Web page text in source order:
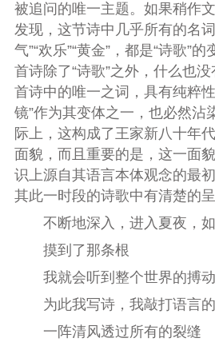
被追问的唯一主题。如果稍作
发现，这节诗中几乎所有的名词
气”“欢乐”“黄金”，都是“诗歌”
首诗除了“诗歌”之外，什么也
首诗中的唯一之词，具有纯粹
镜”作为其变体之一，也必然沾
际上，这构成了王家新八十年
面貌，而且重要的是，这一面
识上源自其语言本体观念的最
其此一时段的诗歌中有清楚的呈
不断地深入，进入夏夜，
摸到了那条根
我就会听到整个世界的搏动
为此我写诗，我敲打语言
一阵清风透过所有的裂缝